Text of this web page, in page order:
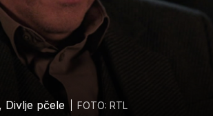
Divlje pčele FOTO: RTL